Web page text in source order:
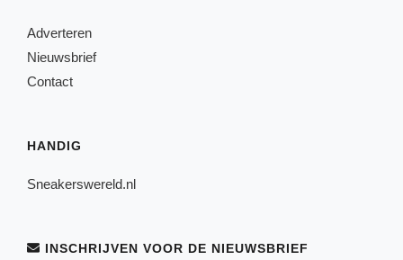
Adverteren
Nieuwsbrief
Contact
HANDIG
Sneakerswereld.nl
INSCHRIJVEN VOOR DE NIEUWSBRIEF